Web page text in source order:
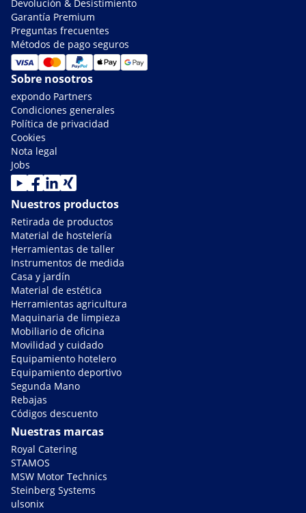
Devolución & Desistimiento
Garantía Premium
Preguntas frecuentes
Métodos de pago seguros
Sobre nosotros
expondo Partners
Condiciones generales
Política de privacidad
Cookies
Nota legal
Jobs
Nuestros productos
Retirada de productos
Material de hostelería
Herramientas de taller
Instrumentos de medida
Casa y jardín
Material de estética
Herramientas agricultura
Maquinaria de limpieza
Mobiliario de oficina
Movilidad y cuidado
Equipamiento hotelero
Equipamiento deportivo
Segunda Mano
Rebajas
Códigos descuento
Nuestras marcas
Royal Catering
STAMOS
MSW Motor Technics
Steinberg Systems
ulsonix